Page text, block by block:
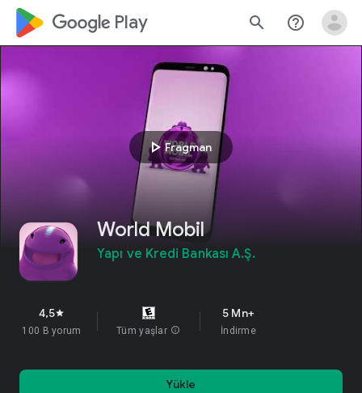
google_logo Play search help_outline
play_arrowFragman
World Mobil
Yapı ve Kredi Bankası A.Ş.
4,5star
100 B yorum Tüm yaşlar info
5 Mn+
İndirme
Yükle